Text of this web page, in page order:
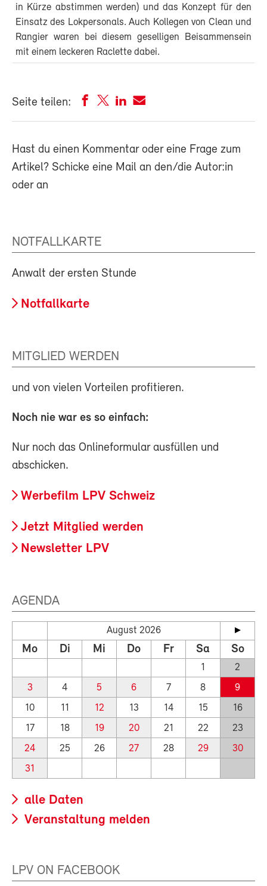
in Kürze abstimmen werden) und das Konzept für den
Einsatz des Lokpersonals. Auch Kollegen von Clean und
Rangier waren bei diesem geselligen Beisammensein
mit einem leckeren Raclette dabei.
Seite teilen:
Hast du einen Kommentar oder eine Frage zum
Artikel? Schicke eine Mail an den/die Autor:in
oder an
NOTFALLKARTE
Anwalt der ersten Stunde
Notfallkarte
MITGLIED WERDEN
und von vielen Vorteilen profitieren.
Noch nie war es so einfach:
Nur noch das Onlineformular ausfüllen und
abschicken.
Werbefilm LPV Schweiz
Jetzt Mitglied werden
Newsletter LPV
AGENDA
August 2026
Mo Di Mi Do Fr Sa So
1
2
3
4 5 6 7 8
9
10
11 12 13 14 15
16
17
18 19 20 21 22
23
24
25 26 27 28 29
30
31
alle Daten
Veranstaltung melden
LPV ON FACEBOOK